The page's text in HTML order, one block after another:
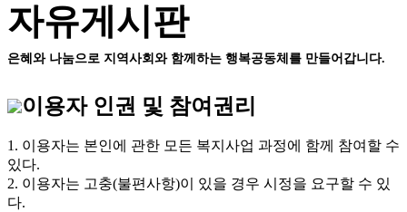
자유게시판
은혜와 나눔으로 지역사회와 함께하는 행복공동체를 만들어갑니다.
이용자 인권 및 참여권리
1. 이용자는 본인에 관한 모든 복지사업 과정에 함께 참여할 수
있다.
2. 이용자는 고충(불편사항)이 있을 경우 시정을 요구할 수 있
다.